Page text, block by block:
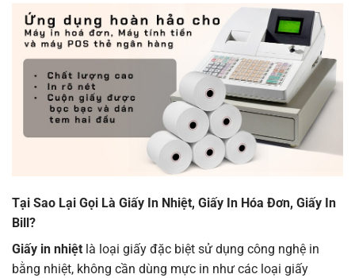
Tại Sao Lại Gọi Là Giấy In Nhiệt, Giấy In Hóa Đơn, Giấy In
Bill?
Giấy in nhiệt là loại giấy đặc biệt sử dụng công nghệ in
bằng nhiệt, không cần dùng mực in như các loại giấy